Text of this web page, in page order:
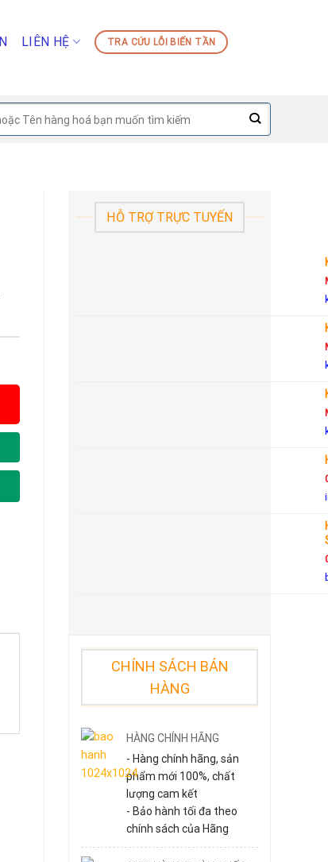
LIÊN HỆ TRA CỨU LỖI BIẾN TẦN
HỖ TRỢ TRỰC TUYẾN
CHÍNH SÁCH BÁN
HÀNG
HÀNG CHÍNH HÃNG
- Hàng chính hãng, sản
phẩm mới 100%, chất
lượng cam kết
- Bảo hành tối đa theo
chính sách của Hãng